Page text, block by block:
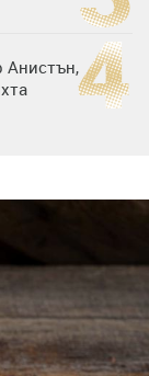
Анистън,